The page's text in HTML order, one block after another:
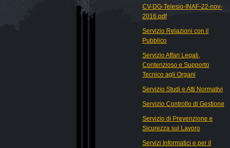
CV-DG-Telesio-INAF-22-nov-
2016.pdf
Servizio Relazioni con il
Pubblico
Servizio Affari Legali,
Contenzioso e Supporto
Tecnico agli Organi
Servizio Studi e Atti Normativi
Servizio Controllo di Gestione
Servizio di Prevenzione e
Sicurezza sul Lavoro
Servizi Informatici e per il